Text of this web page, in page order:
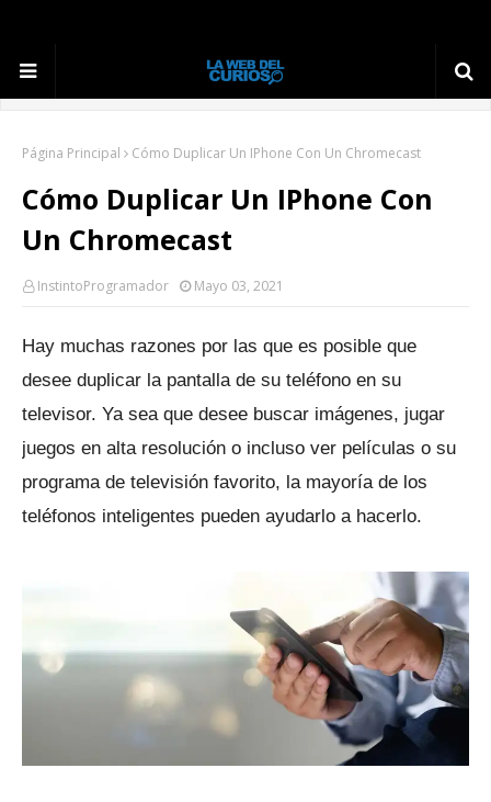
Página Principal Cómo Duplicar Un IPhone Con Un Chromecast
Cómo Duplicar Un IPhone Con
Un Chromecast
InstintoProgramador Mayo 03, 2021
Hay muchas razones por las que es posible que
desee duplicar la pantalla de su teléfono en su
televisor. Ya sea que desee buscar imágenes, jugar
juegos en alta resolución o incluso ver películas o su
programa de televisión favorito, la mayoría de los
teléfonos inteligentes pueden ayudarlo a hacerlo.